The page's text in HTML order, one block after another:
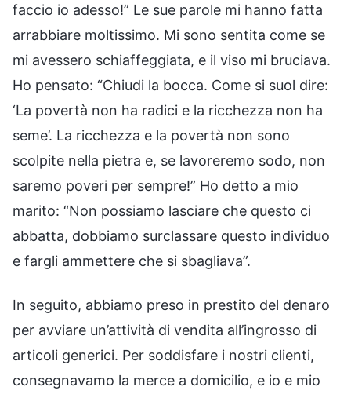
faccio io adesso!” Le sue parole mi hanno fatta
arrabbiare moltissimo. Mi sono sentita come se
mi avessero schiaffeggiata, e il viso mi bruciava.
Ho pensato: “Chiudi la bocca. Come si suol dire:
‘La povertà non ha radici e la ricchezza non ha
seme’. La ricchezza e la povertà non sono
scolpite nella pietra e, se lavoreremo sodo, non
saremo poveri per sempre!” Ho detto a mio
marito: “Non possiamo lasciare che questo ci
abbatta, dobbiamo surclassare questo individuo
e fargli ammettere che si sbagliava”.
In seguito, abbiamo preso in prestito del denaro
per avviare un’attività di vendita all’ingrosso di
articoli generici. Per soddisfare i nostri clienti,
consegnavamo la merce a domicilio, e io e mio